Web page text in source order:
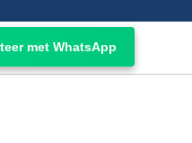
met WhatsApp